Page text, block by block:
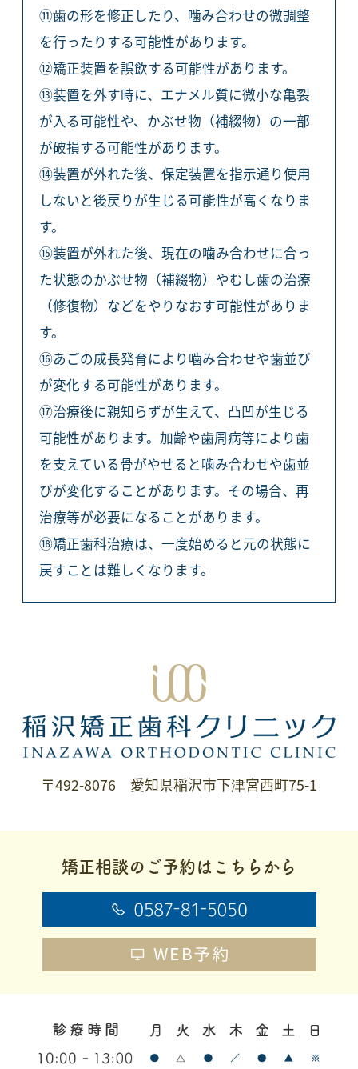
⑪歯の形を修正したり、噛み合わせの微調整
を行ったりする可能性があります。
⑫矯正装置を誤飲する可能性があります。
⑬装置を外す時に、エナメル質に微小な亀裂
が入る可能性や、かぶせ物（補綴物）の一部
が破損する可能性があります。
⑭装置が外れた後、保定装置を指示通り使用
しないと後戻りが生じる可能性が高くなりま
す。
⑮装置が外れた後、現在の噛み合わせに合っ
た状態のかぶせ物（補綴物）やむし歯の治療
（修復物）などをやりなおす可能性がありま
す。
⑯あごの成長発育により噛み合わせや歯並び
が変化する可能性があります。
⑰治療後に親知らずが生えて、凸凹が生じる
可能性があります。加齢や歯周病等により歯
を支えている骨がやせると噛み合わせや歯並
びが変化することがあります。その場合、再
治療等が必要になることがあります。
⑱矯正歯科治療は、一度始めると元の状態に
戻すことは難しくなります。
〒492-8076 愛知県稲沢市下津宮西町75-1
矯正相談のご予約はこちらから